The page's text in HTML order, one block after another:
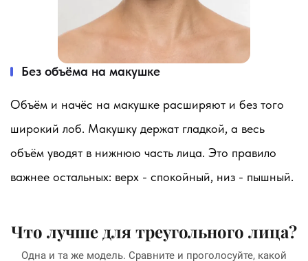
Без объёма на макушке
Объём и начёс на макушке расширяют и без того
широкий лоб. Макушку держат гладкой, а весь
объём уводят в нижнюю часть лица. Это правило
важнее остальных: верх - спокойный, низ - пышный.
Что лучше для треугольного лица?
Одна и та же модель. Сравните и проголосуйте, какой